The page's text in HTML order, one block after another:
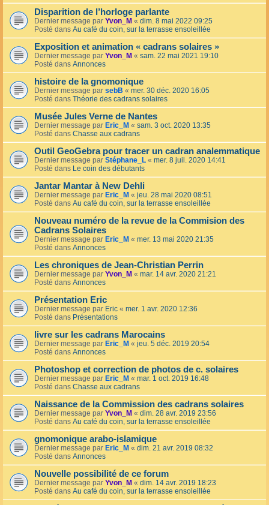
Disparition de l’horloge parlante
Dernier message par Yvon_M « dim. 8 mai 2022 09:25
Posté dans Au café du coin, sur la terrasse ensoleillée
Exposition et animation « cadrans solaires »
Dernier message par Yvon_M « sam. 22 mai 2021 19:10
Posté dans Annonces
histoire de la gnomonique
Dernier message par sebB « mer. 30 déc. 2020 16:05
Posté dans Théorie des cadrans solaires
Musée Jules Verne de Nantes
Dernier message par Eric_M « sam. 3 oct. 2020 13:35
Posté dans Chasse aux cadrans
Outil GeoGebra pour tracer un cadran analemmatique
Dernier message par Stéphane_L « mer. 8 juil. 2020 14:41
Posté dans Le coin des débutants
Jantar Mantar à New Dehli
Dernier message par Eric_M « jeu. 28 mai 2020 08:51
Posté dans Au café du coin, sur la terrasse ensoleillée
Nouveau numéro de la revue de la Commision des
Cadrans Solaires
Dernier message par Eric_M « mer. 13 mai 2020 21:35
Posté dans Annonces
Les chroniques de Jean-Christian Perrin
Dernier message par Yvon_M « mar. 14 avr. 2020 21:21
Posté dans Annonces
Présentation Eric
Dernier message par Eric « mer. 1 avr. 2020 12:36
Posté dans Présentations
livre sur les cadrans Marocains
Dernier message par Eric_M « jeu. 5 déc. 2019 20:54
Posté dans Annonces
Photoshop et correction de photos de c. solaires
Dernier message par Eric_M « mar. 1 oct. 2019 16:48
Posté dans Chasse aux cadrans
Naissance de la Commission des cadrans solaires
Dernier message par Yvon_M « dim. 28 avr. 2019 23:56
Posté dans Au café du coin, sur la terrasse ensoleillée
gnomonique arabo-islamique
Dernier message par Eric_M « dim. 21 avr. 2019 08:32
Posté dans Annonces
Nouvelle possibilité de ce forum
Dernier message par Yvon_M « dim. 14 avr. 2019 18:23
Posté dans Au café du coin, sur la terrasse ensoleillée